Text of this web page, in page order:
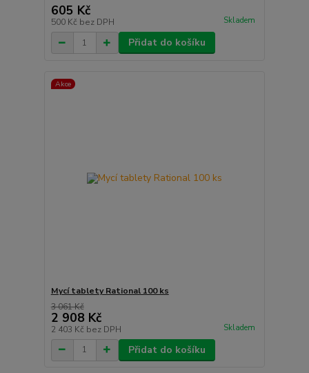
605 Kč
500 Kč bez DPH Skladem
Přidat do košíku
Akce
Mycí tablety Rational 100 ks
3 061 Kč
2 908 Kč
2 403 Kč bez DPH Skladem
Přidat do košíku